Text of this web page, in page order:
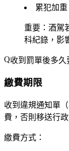
累犯加重
重要 ：酒駕
科紀錄，影
收到罰單後多久
繳費期限
收到違規通知單
費，否則移送行
繳費方式：